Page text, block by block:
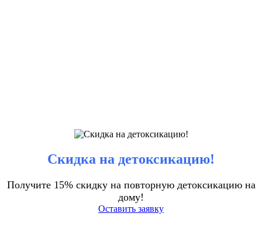
Скидка на детоксикацию!
Получите 15% скидку на повторную детоксикацию на
дому!
Оставить заявку